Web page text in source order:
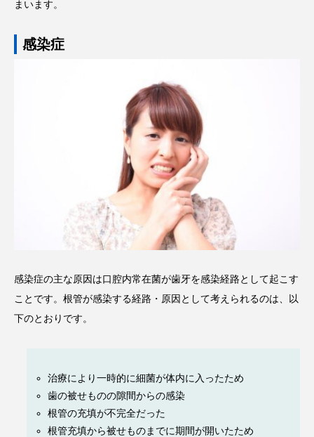
まいます。
感染症
感染症の主な原因は口腔内常在菌が歯牙を感染経路として起こす
ことです。根管が感染する経路・原因として考えられるのは、以
下のとおりです。
治療により一時的に細菌が体内に入ったため
歯の被せものの隙間からの感染
根管の充填が不完全だった
根管充填から被せものまでに期間が開いたため